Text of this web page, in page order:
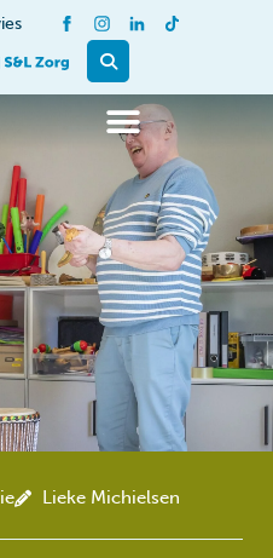
Lieke Michielsen